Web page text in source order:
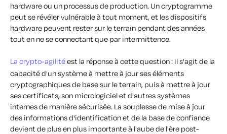
hardware ou un processus de production. Un cryptogramme
peut se révéler vulnérable à tout moment, et les dispositifs
hardware peuvent rester sur le terrain pendant des années
tout en ne se connectant que par intermittence.
La crypto-agilitéest la réponse à cette question : il s'agit de la
capacité d'un système à mettre à jour ses éléments
cryptographiques de base sur le terrain, puis à mettre à jour
ses certificats, son micrologiciel et d'autres systèmes
internes de manière sécurisée. La souplesse de mise à jour
des informations d'identification et de la base de confiance
devient de plus en plus importante à l'aube de l'ère post-